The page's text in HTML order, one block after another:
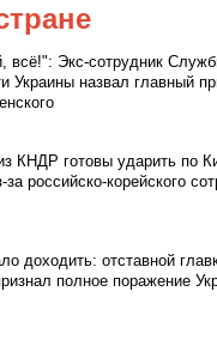
всё!": Экс-сотрудник
Украины назвал главный
КНДР готовы ударить по
за российско-корейского
доходить: отставной
полное поражение